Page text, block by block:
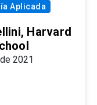
Aplicada
Harvard
2021